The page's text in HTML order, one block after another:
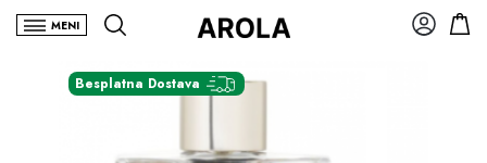
MENI
Besplatna Dostava